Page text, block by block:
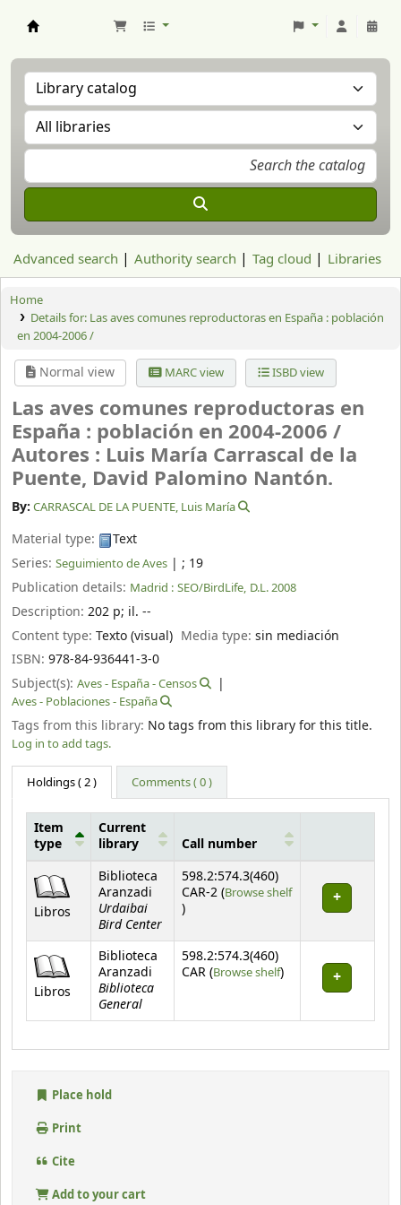
Advanced search Authority search Tag cloud Libraries
Home
Details for: Las aves comunes reproductoras en España : población
en 2004-2006 /
Normal view MARC view ISBD view
Las aves comunes reproductoras en
España : población en 2004-2006 /
Autores : Luis María Carrascal de la
Puente, David Palomino Nantón.
By: CARRASCAL DE LA PUENTE, Luis María
Material type:
Text
Series: Seguimiento de Aves | ; 19
Publication details: Madrid : SEO/BirdLife, D.L. 2008
Description: 202 p; il. --
Content type: Texto (visual) Media type:sin mediación
ISBN: 978-84-936441-3-0
Subject(s): Aves - España - Censos
Aves - Poblaciones - España
Tags from this library: No tags from this library for this title.
Log in to add tags.
Holdings( 2 ) Comments ( 0 )
Item
type
Current
library
Call number
Libros
Biblioteca
Aranzadi
Urdaibai
Bird Center
598.2:574.3(460)
CAR-2 (Browse shelf
(Opens below)
)
Libros
Biblioteca
Aranzadi
Biblioteca
General
598.2:574.3(460)
CAR (Browse shelf(Opens below)
)
Place hold
Print
Cite
Add to your cart